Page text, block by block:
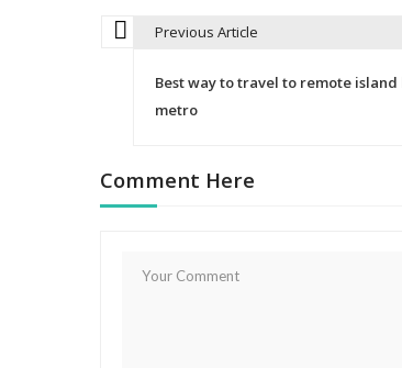
v
e
Previous Article
Best way to travel to remote
metro
Comment Here